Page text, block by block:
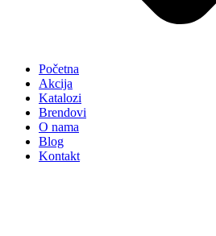
Početna
Akcija
Katalozi
Brendovi
O nama
Blog
Kontakt